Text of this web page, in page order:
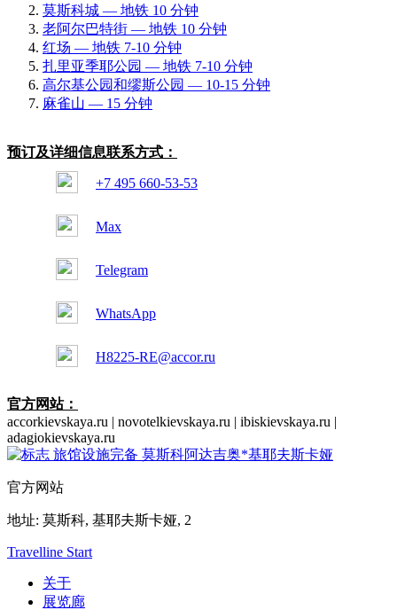
莫斯科城 — 地铁 10 分钟
老阿尔巴特街 — 地铁 10 分钟
红场 — 地铁 7-10 分钟
扎里亚季耶公园 — 地铁 7-10 分钟
高尔基公园和缪斯公园 — 10-15 分钟
麻雀山 — 15 分钟
预订及详细信息联系方式：
+7 495 660-53-53
Max
Telegram
WhatsApp
H8225-RE@accor.ru
官方网站：
accorkievskaya.ru | novotelkievskaya.ru | ibiskievskaya.ru |
adagiokievskaya.ru
官方网站
地址: 莫斯科, 基耶夫斯卡娅, 2
Travelline Start
关于
展览廊